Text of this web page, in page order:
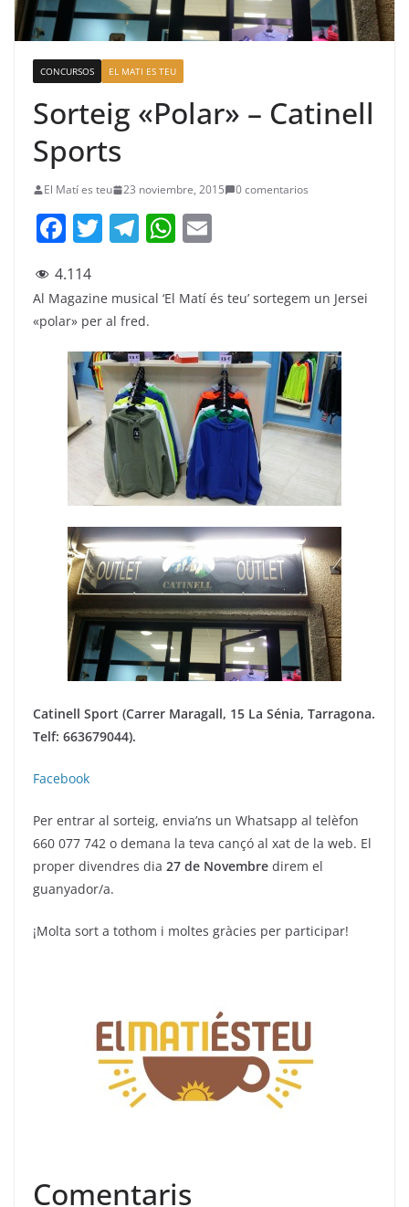
CONCURSOS EL MATI ES TEU
Sorteig «Polar» – Catinell
Sports
El Matí es teu 23 noviembre, 2015 0 comentarios
F
c
e
b
o
o
k
T
itt
er
T
e
gr
a
m
W
at
s
A
p
p
ai
l
4.114
Al Magazine musical ‘El Matí és teu’ sortegem un Jersei
«polar» per al fred.
Catinell Sport (Carrer Maragall, 15 La Sénia, Tarragona.
Telf: 663679044).
Facebook
Per entrar al sorteig, envia’ns un Whatsapp al telèfon
660 077 742 o demana la teva cançó al xat de la web. El
proper divendres dia 27 de Novembre direm el
guanyador/a.
¡Molta sort a tothom i moltes gràcies per participar!
Comentaris